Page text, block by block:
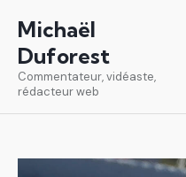
Michaël
Duforest
Commentateur, vidéaste,
rédacteur web